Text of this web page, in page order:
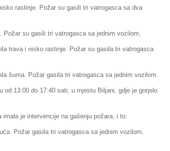
rastinje. Požar su gasili tri vatrogasca sa dva
su gasili tri vatrogasca sa jednim vozilom,
i nisko rastinje. Požar su gasila tri vatrogasca
Požar gasila tri vatrogasca sa jednim vozilom.
od 13:00 do 17:40 sati, u mjestu Biljani, gdje je gorjelo
je intervencije na gašenju požara, i to:
Požar gasila tri vatrogasca sa jednim vozilom,